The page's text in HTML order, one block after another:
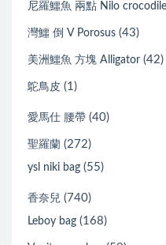
尼羅鱷魚 兩點 Nilo crocodile
灣鱷 倒 V Porosus (43)
美洲鱷魚 方塊 Alligator (42)
鴕鳥皮 (1)
愛馬仕 腰帶 (40)
聖羅蘭 (272)
ysl niki bag (55)
香奈兒 (740)
Leboy bag (168)